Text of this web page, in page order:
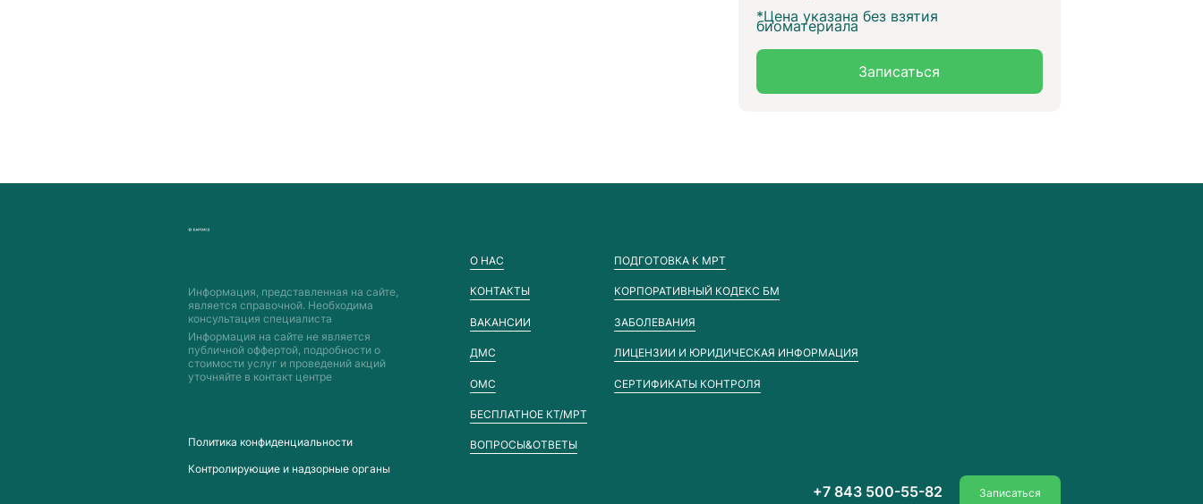
*Цена указана без взятия
биоматериала
Записаться
Информация, представленная на сайте,
является справочной. Необходима
консультация специалиста
Информация на сайте не является
публичной оффертой, подробности о
стоимости услуг и проведений акций
уточняйте в контакт центре
Пoлитика конфиденциальности
Контролирующие и надзорные органы
О НАС
КОНТАКТЫ
ВАКАНСИИ
ДМС
ОМС
БЕСПЛАТНОЕ КТ/МРТ
ВОПРОСЫ&ОТВЕТЫ
ПОДГОТОВКА К МРТ
КОРПОРАТИВНЫЙ КОДЕКС БМ
ЗАБОЛЕВАНИЯ
ЛИЦЕНЗИИ И ЮРИДИЧЕСКАЯ ИНФОРМАЦИЯ
СЕРТИФИКАТЫ КОНТРОЛЯ
+7 843 500-55-82 Записаться